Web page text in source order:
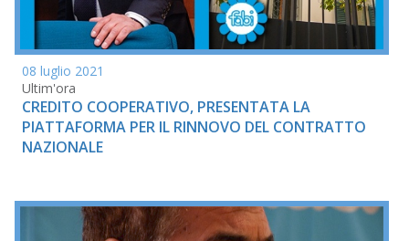
08 luglio 2021
Ultim'ora
CREDITO COOPERATIVO, PRESENTATA LA
PIATTAFORMA PER IL RINNOVO DEL CONTRATTO
NAZIONALE